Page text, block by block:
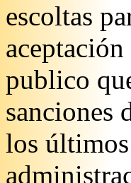
escoltas
publico
sanciones
los